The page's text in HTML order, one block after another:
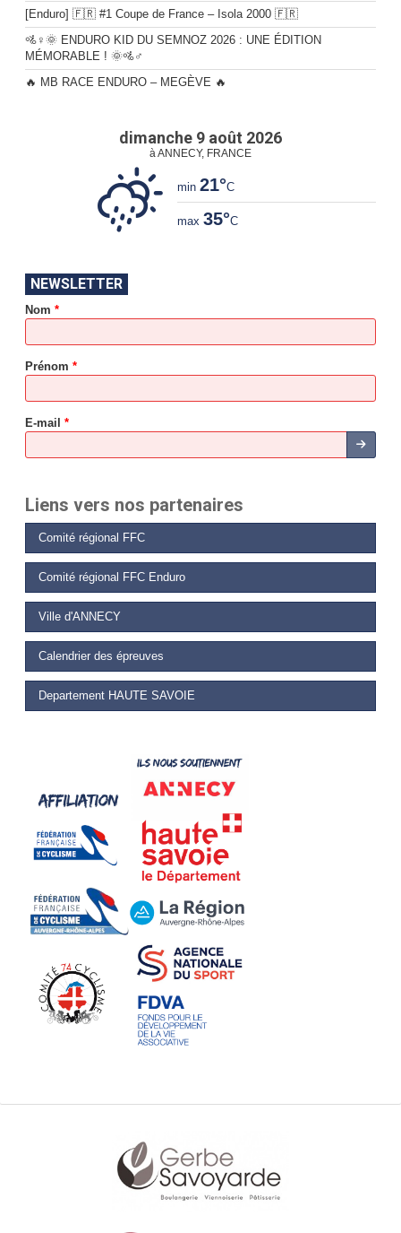
[Enduro] 🇫🇷 #1 Coupe de France – Isola 2000 🇫🇷
🚵♀️🌞 ENDURO KID DU SEMNOZ 2026 : UNE ÉDITION
MÉMORABLE ! 🌞🚵♂️
🔥 MB RACE ENDURO – MEGÈVE 🔥
dimanche 9 août 2026
à ANNECY, FRANCE
min 21°C
max 35°C
NEWSLETTER
Nom *
Prénom *
E-mail *
Liens vers nos partenaires
Comité régional FFC
Comité régional FFC Enduro
Ville d'ANNECY
Calendrier des épreuves
Departement HAUTE SAVOIE